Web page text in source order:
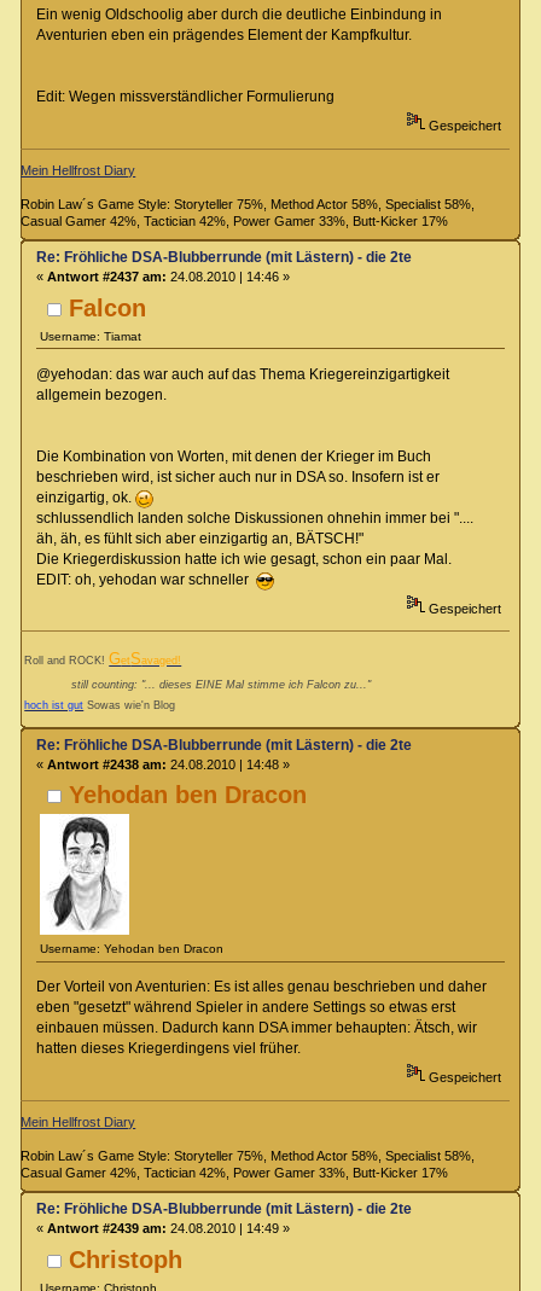
Ein wenig Oldschoolig aber durch die deutliche Einbindung in
Aventurien eben ein prägendes Element der Kampfkultur.
Edit: Wegen missverständlicher Formulierung
Gespeichert
Mein Hellfrost Diary
Robin Law´s Game Style: Storyteller 75%, Method Actor 58%, Specialist 58%,
Casual Gamer 42%, Tactician 42%, Power Gamer 33%, Butt-Kicker 17%
Falcon
Username: Tiamat
Re: Fröhliche DSA-Blubberrunde (mit Lästern) - die 2te
« Antwort #2437 am: 24.08.2010 | 14:46 »
@yehodan: das war auch auf das Thema Kriegereinzigartigkeit
allgemein bezogen.
Die Kombination von Worten, mit denen der Krieger im Buch
beschrieben wird, ist sicher auch nur in DSA so. Insofern ist er
einzigartig, ok.
schlussendlich landen solche Diskussionen ohnehin immer bei "....
äh, äh, es fühlt sich aber einzigartig an, BÄTSCH!"
Die Kriegerdiskussion hatte ich wie gesagt, schon ein paar Mal.
EDIT: oh, yehodan war schneller
Gespeichert
Roll and ROCK!GetSavaged!
still counting: "... dieses EINE Mal stimme ich Falcon zu..."
hoch ist gut Sowas wie'n Blog
Yehodan ben Dracon
Username: Yehodan ben Dracon
Re: Fröhliche DSA-Blubberrunde (mit Lästern) - die 2te
« Antwort #2438 am: 24.08.2010 | 14:48 »
Der Vorteil von Aventurien: Es ist alles genau beschrieben und daher
eben "gesetzt" während Spieler in andere Settings so etwas erst
einbauen müssen. Dadurch kann DSA immer behaupten: Ätsch, wir
hatten dieses Kriegerdingens viel früher.
Gespeichert
Mein Hellfrost Diary
Robin Law´s Game Style: Storyteller 75%, Method Actor 58%, Specialist 58%,
Casual Gamer 42%, Tactician 42%, Power Gamer 33%, Butt-Kicker 17%
Christoph
Username: Christoph
Re: Fröhliche DSA-Blubberrunde (mit Lästern) - die 2te
« Antwort #2439 am: 24.08.2010 | 14:49 »